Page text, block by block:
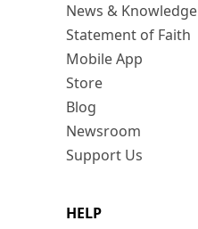
News & Knowledge
Statement of Faith
Mobile App
Store
Blog
Newsroom
Support Us
HELP